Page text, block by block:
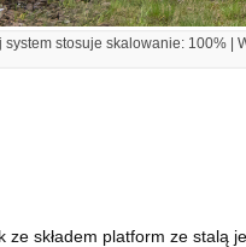
system stosuje skalowanie: 100% |
ze składem platform ze stalą